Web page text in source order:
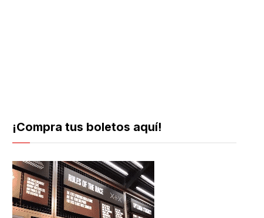
¡Compra tus boletos aquí!